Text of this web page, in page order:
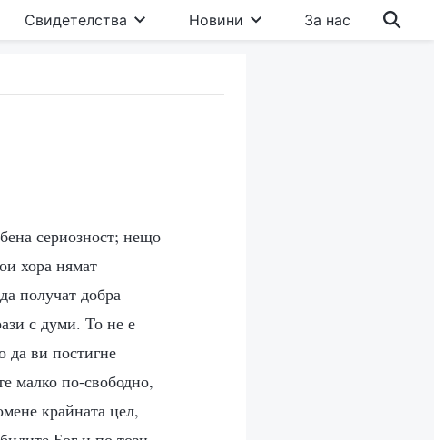
Свидетелства Новини За нас
сериозност; нещо
хора нямат
получат добра
с думи. То не е
да ви постигне
малко по-свободно,
крайната цел,